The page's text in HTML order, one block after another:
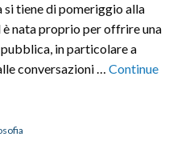
si tiene di pomeriggio alla
è nata proprio per offrire una
in particolare a
conversazioni … Continue